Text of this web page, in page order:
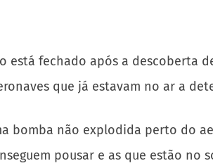
está fechado após a descoberta
que já estavam no ar a
bomba não explodida perto do
pousar e as que estão no